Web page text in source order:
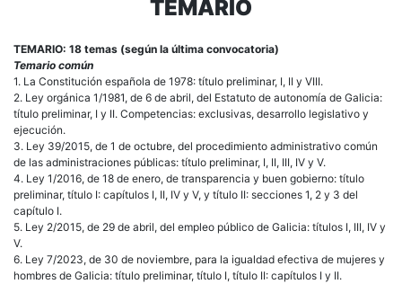
TEMARIO
TEMARIO: 18 temas (según la última convocatoria)
Temario común
1. La Constitución española de 1978: título preliminar, I, II y VIII.
2. Ley orgánica 1/1981, de 6 de abril, del Estatuto de autonomía de Galicia:
título preliminar, I y II. Competencias: exclusivas, desarrollo legislativo y
ejecución.
3. Ley 39/2015, de 1 de octubre, del procedimiento administrativo común
de las administraciones públicas: título preliminar, I, II, III, IV y V.
4. Ley 1/2016, de 18 de enero, de transparencia y buen gobierno: título
preliminar, título I: capítulos I, II, IV y V, y título II: secciones 1, 2 y 3 del
capítulo I.
5. Ley 2/2015, de 29 de abril, del empleo público de Galicia: títulos I, III, IV y
V.
6. Ley 7/2023, de 30 de noviembre, para la igualdad efectiva de mujeres y
hombres de Galicia: título preliminar, título I, título II: capítulos I y II.